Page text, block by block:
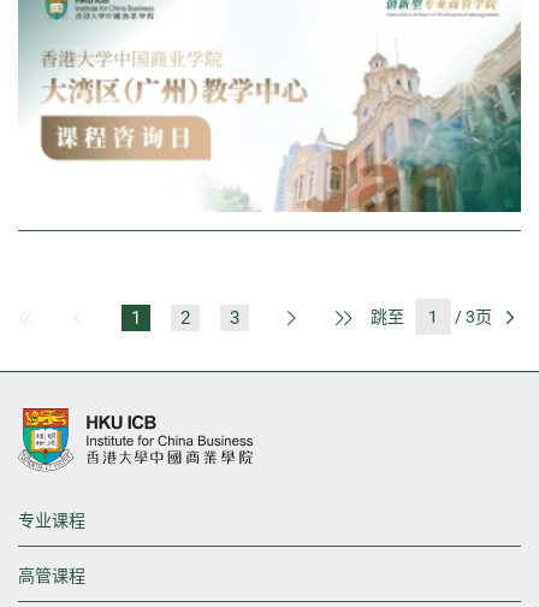
上一页
1 2 3 下一页 最后一页
跳至 / 3页
专业课程
高管课程